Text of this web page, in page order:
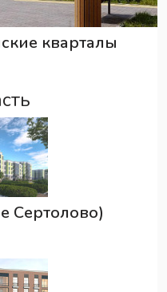
кварталы
Сертолово)